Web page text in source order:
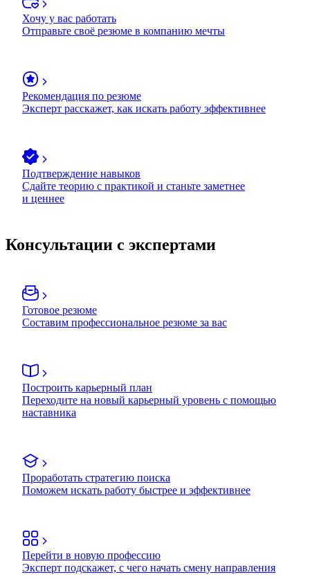
Хочу у вас работать
Отправьте своё резюме в компанию мечты
Рекомендация по резюме
Эксперт расскажет, как искать работу эффективнее
Подтверждение навыков
Сдайте теорию с практикой и станьте заметнее
и ценнее
Консультации с экспертами
Готовое резюме
Составим профессиональное резюме за вас
Построить карьерный план
Переходите на новый карьерный уровень с помощью
наставника
Проработать стратегию поиска
Поможем искать работу быстрее и эффективнее
Перейти в новую профессию
Эксперт подскажет, с чего начать смену направления